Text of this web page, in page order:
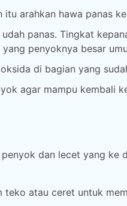
itu arahkan hawa panas
panas. Tingkat
penyoknya besar
di bagian yang
agar mampu kembali
dan lecet yang ke
teko atau ceret untuk